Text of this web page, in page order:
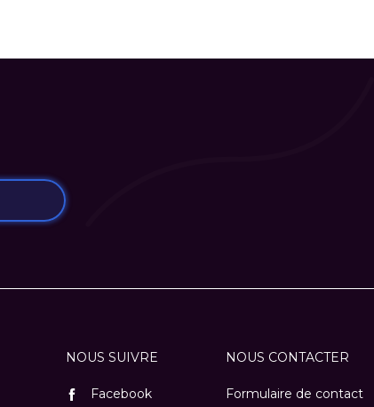
NOUS SUIVRE
Facebook
NOUS CONTACTER
Formulaire de contact